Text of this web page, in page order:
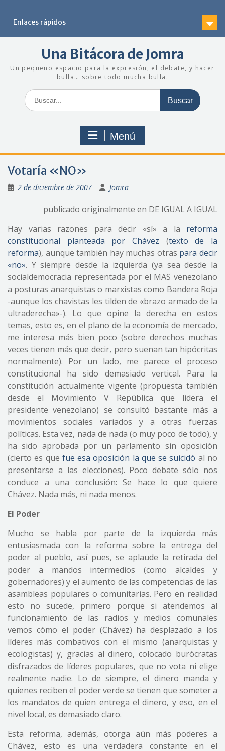
contenido
Enlaces rápidos
Una Bitácora de Jomra
Un pequeño espacio para la expresión, el debate, y hacer
bulla… sobre todo mucha bulla.
Buscar:
Menú
Votaría «NO»
2 de diciembre de 2007 Jomra
publicado originalmente en DE IGUAL A IGUAL
Hay varias razones para decir «sí» a la reforma
constitucional planteada por Chávez (texto de la
reforma), aunque también hay muchas otras para decir
«no». Y siempre desde la izquierda (ya sea desde la
socialdemocracia representada por el MAS venezolano
a posturas anarquistas o marxistas como Bandera Roja
-aunque los chavistas les tilden de «brazo armado de la
ultraderecha»-). Lo que opine la derecha en estos
temas, esto es, en el plano de la economía de mercado,
me interesa más bien poco (sobre derechos muchas
veces tienen más que decir, pero suenan tan hipócritas
normalmente). Por un lado, me parece el proceso
constitucional ha sido demasiado vertical. Para la
constitución actualmente vigente (propuesta también
desde el Movimiento V República que lidera el
presidente venezolano) se consultó bastante más a
movimientos sociales variados y a otras fuerzas
políticas. Esta vez, nada de nada (o muy poco de todo), y
ha sido aprobada por un parlamento sin oposición
(cierto es que fue esa oposición la que se suicidó al no
presentarse a las elecciones). Poco debate sólo nos
conduce a una conclusión: Se hace lo que quiere
Chávez. Nada más, ni nada menos.
El Poder
Mucho se habla por parte de la izquierda más
entusiasmada con la reforma sobre la entrega del
poder al pueblo, así pues, se aplaude la retirada del
poder a mandos intermedios (como alcaldes y
gobernadores) y el aumento de las competencias de las
asambleas populares o comunitarias. Pero en realidad
esto no sucede, primero porque si atendemos al
funcionamiento de las radios y medios comunales
vemos cómo el poder (Chávez) ha desplazado a los
líderes más combativos con el mismo (anarquistas y
ecologistas) y, gracias al dinero, colocado burócratas
disfrazados de líderes populares, que no vota ni elige
realmente nadie. Lo de siempre, el dinero manda y
quienes reciben el poder verde se tienen que someter a
los mandatos de quien entrega el dinero, y eso, en el
nivel local, es demasiado claro.
Esta reforma, además, otorga aún más poderes a
Chávez, esto es una verdadera constante en el